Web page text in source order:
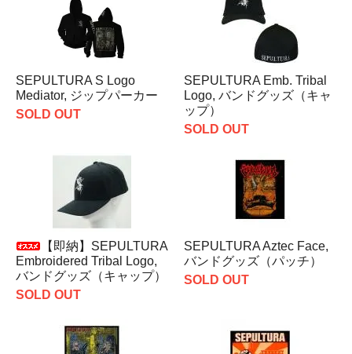
SEPULTURA S Logo
Mediator, ジップパーカー
SOLD OUT
SEPULTURA Emb. Tribal
Logo, バンドグッズ（キャ
ップ）
SOLD OUT
【即納】SEPULTURA
Embroidered Tribal Logo,
バンドグッズ（キャップ）
SOLD OUT
SEPULTURA Aztec Face,
バンドグッズ（パッチ）
SOLD OUT